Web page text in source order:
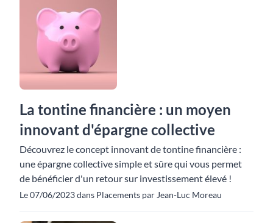
La tontine financière : un moyen
innovant d'épargne collective
Découvrez le concept innovant de tontine financière :
une épargne collective simple et sûre qui vous permet
de bénéficier d'un retour sur investissement élevé !
Le 07/06/2023 dans Placements par Jean-Luc Moreau